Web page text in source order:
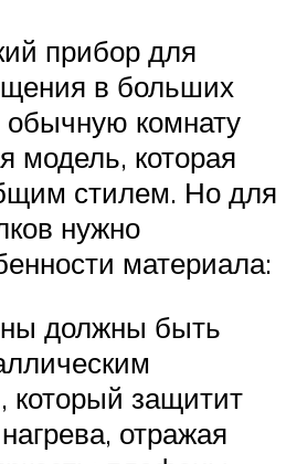
прибор для
в больших
комнату
модель, которая
стилем. Но для
нужно
материала:
должны быть
который защитит
отражая